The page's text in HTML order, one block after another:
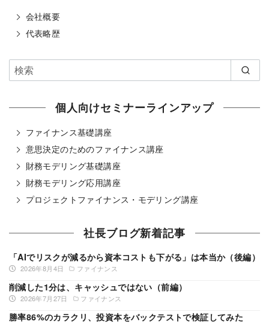
会社概要
代表略歴
個人向けセミナーラインアップ
ファイナンス基礎講座
意思決定のためのファイナンス講座
財務モデリング基礎講座
財務モデリング応用講座
プロジェクトファイナンス・モデリング講座
社長ブログ新着記事
2026年8月4日 ファイナンス
「AIでリスクが減るから資本コストも下がる」は本当か（後編）
2026年7月27日 ファイナンス
削減した1分は、キャッシュではない（前編）
勝率86%のカラクリ、投資本をバックテストで検証してみた